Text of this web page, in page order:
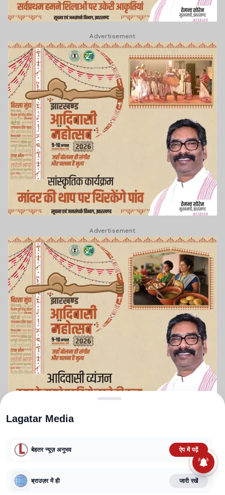
Advertisement
Advertisement
TERMS AND CONDITIONS
CORRECTIONS POLICY
FACT CHECKING POLICY
Lagatar Media
बेहतर न्यूज़ अनुभव ऐप में पढ़ें
ब्राउज़र में ही जारी रखें